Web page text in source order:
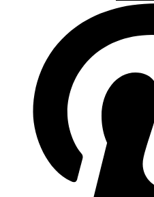
Campanas de Cocina